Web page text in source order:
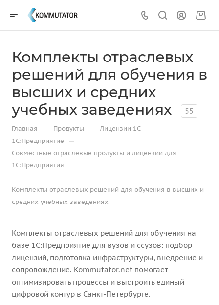
Комплекты отраслевых
решений для обучения в
высших и средних
учебных заведениях
55
Главная — Продукты — Лицензии 1С —
1С:Предприятие —
Совместные отраслевые продукты и лицензии для
1С:Предприятия
—
Комплекты отраслевых решений для обучения в высших и
средних учебных заведениях
Комплекты отраслевых решений для обучения на
базе 1С:Предприятие для вузов и ссузов: подбор
лицензий, подготовка инфраструктуры, внедрение и
сопровождение. Kommutator.net помогает
оптимизировать процессы и выстроить единый
цифровой контур в Санкт-Петербурге.